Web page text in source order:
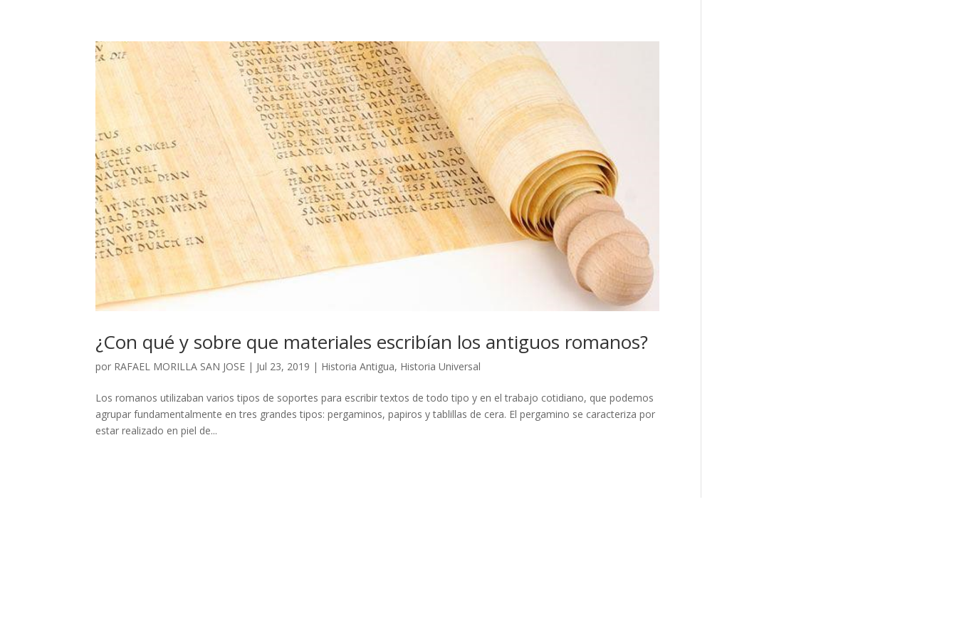
¿Con qué y sobre que materiales escribían los antiguos romanos?
por RAFAEL MORILLA SAN JOSE | Jul 23, 2019 | Historia Antigua, Historia Universal
Los romanos utilizaban varios tipos de soportes para escribir textos de todo tipo y en el trabajo cotidiano, que podemos
agrupar fundamentalmente en tres grandes tipos: pergaminos, papiros y tablillas de cera. El pergamino se caracteriza por
estar realizado en piel de...